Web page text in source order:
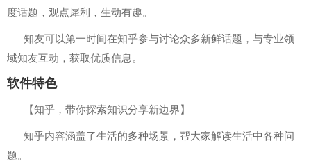
度话题，观点犀利，生动有趣。
知友可以第一时间在知乎参与讨论众多新鲜话题，与专业领
域知友互动，获取优质信息。
软件特色
【知乎，带你探索知识分享新边界】
知乎内容涵盖了生活的多种场景，帮大家解读生活中各种问
题。